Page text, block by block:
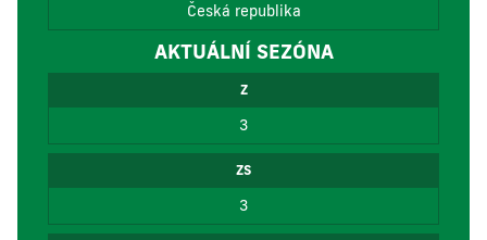
Česká republika
AKTUÁLNÍ SEZÓNA
Z
3
ZS
3